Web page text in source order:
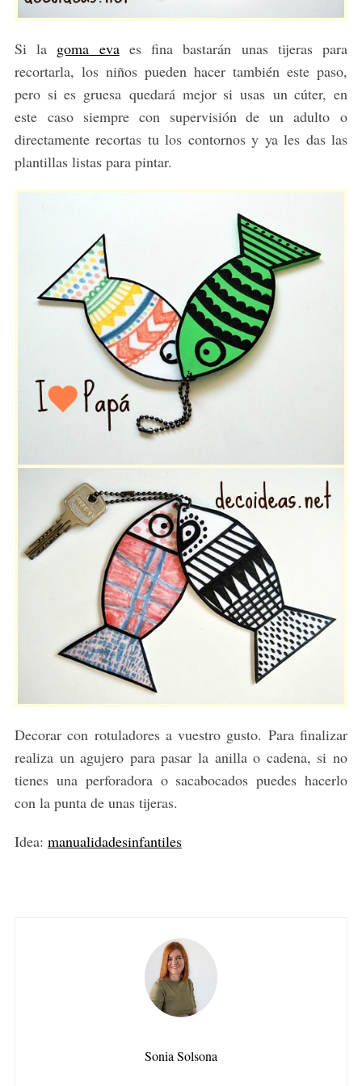
Si la goma evaes fina bastarán unas tijeras para
recortarla, los niños pueden hacer también este paso,
pero si es gruesa quedará mejor si usas un cúter, en
este caso siempre con supervisión de un adulto o
directamente recortas tu los contornos y ya les das las
plantillas listas para pintar.
Decorar con rotuladores a vuestro gusto. Para finalizar
realiza un agujero para pasar la anilla o cadena, si no
tienes una perforadora o sacabocados puedes hacerlo
con la punta de unas tijeras.
Idea: manualidadesinfantiles
Sonia Solsona